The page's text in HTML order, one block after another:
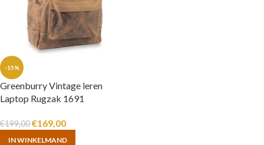
-15%
Greenburry Vintage leren
Laptop Rugzak 1691
€199,00€169,00
IN WINKELMAND